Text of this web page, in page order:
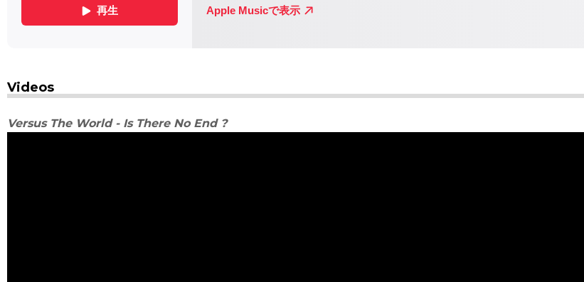
Videos
Versus The World - Is There No End ?